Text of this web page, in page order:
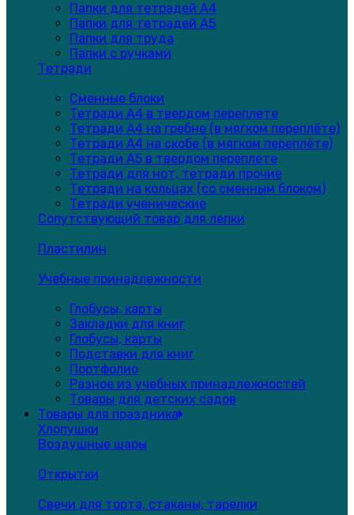
Папки для тетрадей А4
Папки для тетрадей А5
Папки для труда
Папки с ручками
Тетради
Сменные блоки
Тетради А4 в твердом переплете
Тетради А4 на гребне (в мягком переплёте)
Тетради А4 на скобе (в мягком переплёте)
Тетради А5 в твердом переплете
Тетради для нот, тетради прочие
Тетради на кольцах (со сменным блоком)
Тетради ученические
Сопутствующий товар для лепки
Пластилин
Учебные принадлежности
Глобусы, карты
Закладки для книг
Глобусы, карты
Подставки для книг
Портфолио
Разное из учебных принадлежностей
Товары для детских садов
Товары для праздника
Хлопушки
Воздушные шары
Открытки
Свечи для торта, стаканы, тарелки